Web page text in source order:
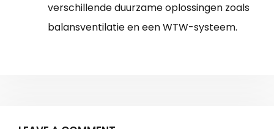
verschillende duurzame oplossingen zoals
balansventilatie en een WTW-systeem.